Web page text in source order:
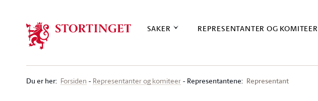
SAKER REPRESENTANTER OG KOMITEER
Du er her: Forsiden Representanter og komiteer Representantene: Representant